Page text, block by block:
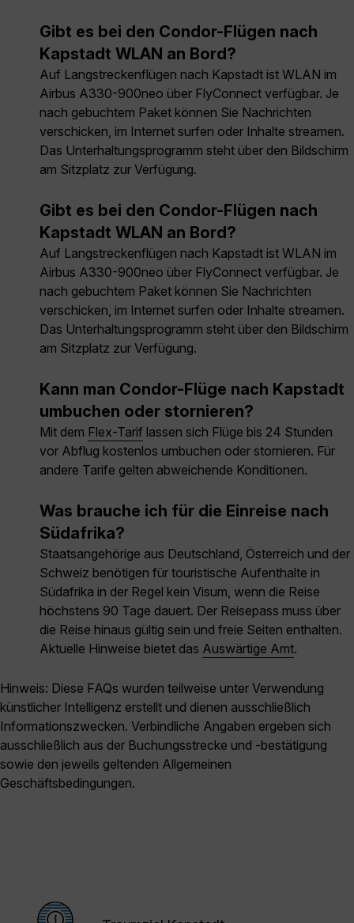
Gibt es bei den Condor-Flügen nach
Kapstadt WLAN an Bord?
Auf Langstreckenflügen nach Kapstadt ist WLAN im
Airbus A330-900neo über FlyConnect verfügbar. Je
nach gebuchtem Paket können Sie Nachrichten
verschicken, im Internet surfen oder Inhalte streamen.
Das Unterhaltungsprogramm steht über den Bildschirm
am Sitzplatz zur Verfügung.
Gibt es bei den Condor-Flügen nach
Kapstadt WLAN an Bord?
Auf Langstreckenflügen nach Kapstadt ist WLAN im
Airbus A330-900neo über FlyConnect verfügbar. Je
nach gebuchtem Paket können Sie Nachrichten
verschicken, im Internet surfen oder Inhalte streamen.
Das Unterhaltungsprogramm steht über den Bildschirm
am Sitzplatz zur Verfügung.
Kann man Condor-Flüge nach Kapstadt
umbuchen oder stornieren?
Mit dem Flex-Tarif lassen sich Flüge bis 24 Stunden
vor Abflug kostenlos umbuchen oder stornieren. Für
andere Tarife gelten abweichende Konditionen.
Was brauche ich für die Einreise nach
Südafrika?
Staatsangehörige aus Deutschland, Österreich und der
Schweiz benötigen für touristische Aufenthalte in
Südafrika in der Regel kein Visum, wenn die Reise
höchstens 90 Tage dauert. Der Reisepass muss über
die Reise hinaus gültig sein und freie Seiten enthalten.
Aktuelle Hinweise bietet das Auswärtige Amt.
Hinweis: Diese FAQs wurden teilweise unter Verwendung
künstlicher Intelligenz erstellt und dienen ausschließlich
Informationszwecken. Verbindliche Angaben ergeben sich
ausschließlich aus der Buchungsstrecke und -bestätigung
sowie den jeweils geltenden Allgemeinen
Geschäftsbedingungen.